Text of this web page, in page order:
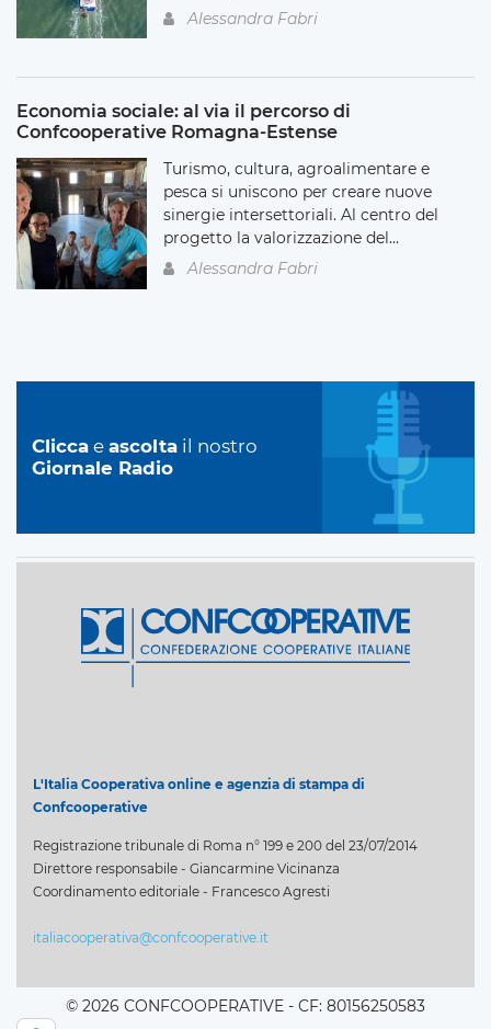
Alessandra Fabri
Economia sociale: al via il percorso di
Confcooperative Romagna-Estense
Turismo, cultura, agroalimentare e
pesca si uniscono per creare nuove
sinergie intersettoriali. Al centro del
progetto la valorizzazione del...
Alessandra Fabri
Clicca e ascolta il nostro
Giornale Radio
L'Italia Cooperativa online e agenzia di stampa di
Confcooperative
Registrazione tribunale di Roma n° 199 e 200 del 23/07/2014
Direttore responsabile - Giancarmine Vicinanza
Coordinamento editoriale - Francesco Agresti
italiacooperativa@confcooperative.it
© 2026 CONFCOOPERATIVE - CF: 80156250583